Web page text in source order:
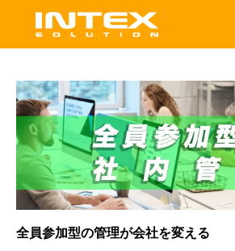
全員参加型の管理が会社を変える